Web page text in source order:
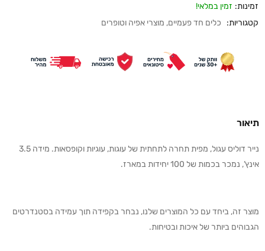
זמינות: זמין במלאי!
קטגוריות:
כלים חד פעמיים, מוצרי אפיה וטופרים
תיאור
נייר דוליס עגול, מפית תחרה לתחתית של עוגות, עוגיות וקופסאות. מידה 3.5
אינץ’, נמכר בכמות של 100 יחידות במארז.
מוצר זה, ביחד עם כל המוצרים שלנו, נבחר בקפידה תוך עמידה בסטנדרטים
הגבוהים ביותר של איכות ובטיחות.